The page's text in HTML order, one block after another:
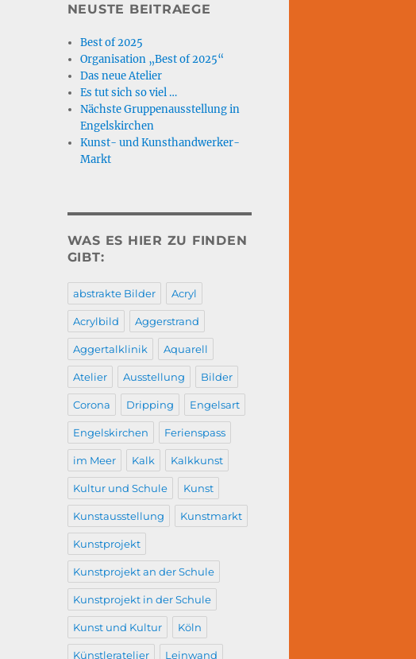
NEUSTE BEITRAEGE
Best of 2025
Organisation „Best of 2025“
Das neue Atelier
Es tut sich so viel …
Nächste Gruppenausstellung in
Engelskirchen
Kunst- und Kunsthandwerker-
Markt
WAS ES HIER ZU FINDEN
GIBT:
abstrakte Bilder Acryl
Acrylbild Aggerstrand
Aggertalklinik Aquarell
Atelier Ausstellung Bilder
Corona Dripping Engelsart
Engelskirchen Ferienspass
im Meer Kalk Kalkkunst
Kultur und Schule Kunst
Kunstausstellung Kunstmarkt
Kunstprojekt
Kunstprojekt an der Schule
Kunstprojekt in der Schule
Kunst und Kultur Köln
Künstleratelier Leinwand